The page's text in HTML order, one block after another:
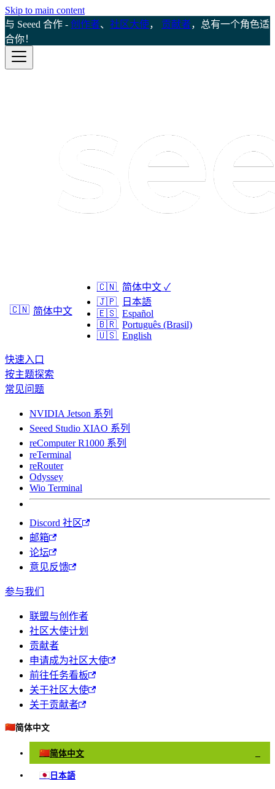
Skip to main content
与 Seeed 合作 - 创作者、 社区大使， 贡献者，总有一个角色适
合你！
🇨🇳 简体中文
🇨🇳 简体中文 ✓
🇯🇵
日本語
🇪🇸 Español
🇧🇷 Português (Brasil)
🇺🇸 English
快速入口
按主题探索
常见问题
NVIDIA Jetson 系列
Seeed Studio XIAO 系列
reComputer R1000 系列
reTerminal
reRouter
Odyssey
Wio Terminal
Discord 社区
邮箱
论坛
意见反馈
参与我们
联盟与创作者
社区大使计划
贡献者
申请成为社区大使
前往任务看板
关于社区大使
关于贡献者
🇨🇳简体中文
🇨🇳简体中文
🇯🇵 日本語